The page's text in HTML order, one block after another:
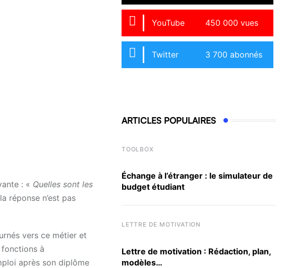
: « Quelles sont les
réponse n’est pas
vers ce métier et
à
après son diplôme
YouTube 450 000 vues
Twitter 3 700 abonnés
ARTICLES POPULAIRES
TOOLBOX
Échange à l’étranger : le simulateur de
budget étudiant
LETTRE DE MOTIVATION
Lettre de motivation : Rédaction, plan,
modèles…